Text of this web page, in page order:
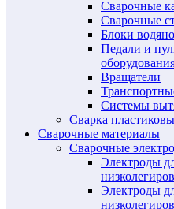
Сварочные
Сварочные
Блоки
Педали и
Вращатели
Системы
Сварка
Сварочные материалы
Сварочные
Электроды
Электроды